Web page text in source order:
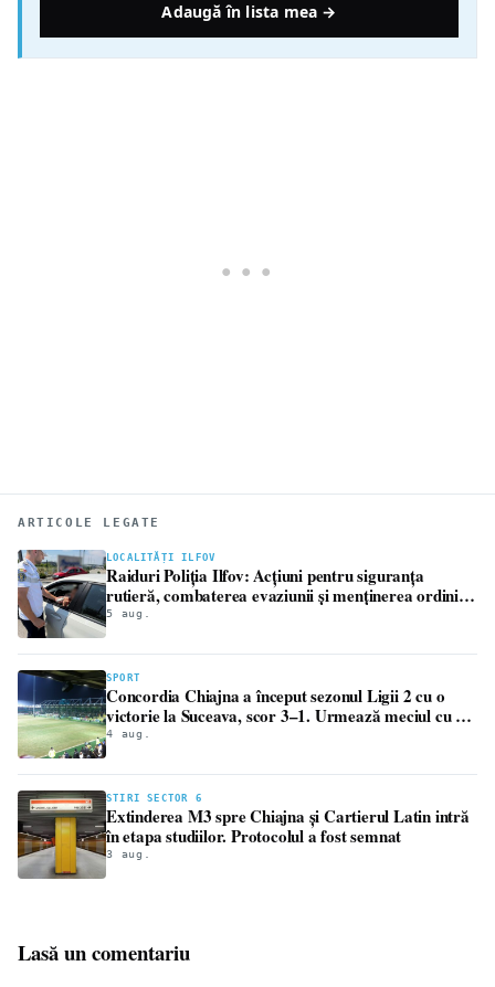
Adaugă în lista mea →
ARTICOLE LEGATE
LOCALITĂȚI ILFOV
Raiduri Poliția Ilfov: Acțiuni pentru siguranța
rutieră, combaterea evaziunii și menținerea ordinii
publice
5 aug.
SPORT
Concordia Chiajna a început sezonul Ligii 2 cu o
victorie la Suceava, scor 3–1. Urmează meciul cu FC
Bihor
4 aug.
STIRI SECTOR 6
Extinderea M3 spre Chiajna și Cartierul Latin intră
în etapa studiilor. Protocolul a fost semnat
3 aug.
Lasă un comentariu